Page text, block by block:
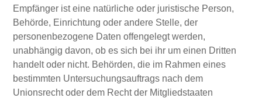
Empfänger ist eine natürliche oder juristische Person,
Behörde, Einrichtung oder andere Stelle, der
personenbezogene Daten offengelegt werden,
unabhängig davon, ob es sich bei ihr um einen Dritten
handelt oder nicht. Behörden, die im Rahmen eines
bestimmten Untersuchungsauftrags nach dem
Unionsrecht oder dem Recht der Mitgliedstaaten